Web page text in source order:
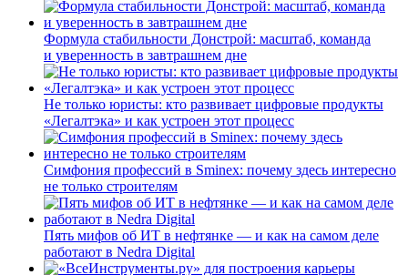
Формула стабильности Донстрой: масштаб, команда
и уверенность в завтрашнем дне
Не только юристы: кто развивает цифровые продукты
«Легалтэка» и как устроен этот процесс
Симфония профессий в Sminex: почему здесь интересно
не только строителям
Пять мифов об ИТ в нефтянке — и как на самом деле
работают в Nedra Digital